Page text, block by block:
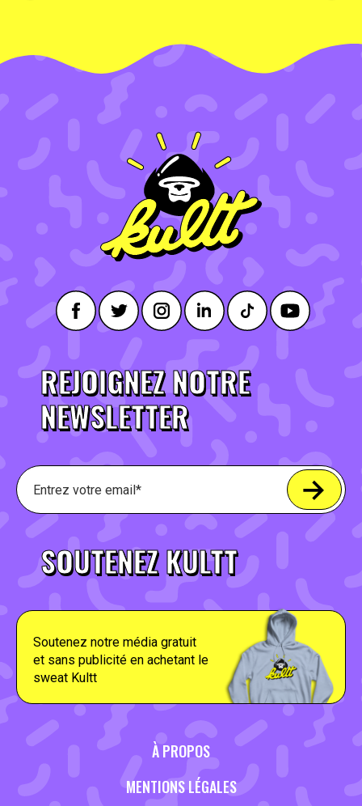
REJOIGNEZ NOTRE
NEWSLETTER
SOUTENEZ KULTT
Soutenez notre média gratuit
et sans publicité en achetant le
sweat Kultt
À PROPOS
MENTIONS LÉGALES